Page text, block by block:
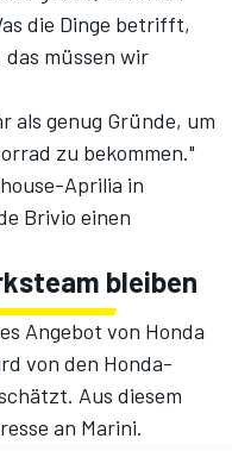
die Dinge betrifft,
müssen wir
als genug Gründe, um
zu bekommen."
Aprilia in
Brivio einen
bleiben
Angebot von Honda
von den Honda-
Aus diesem
an Marini.